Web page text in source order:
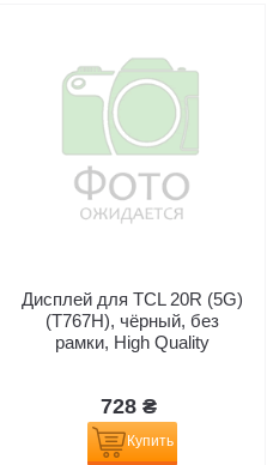
Дисплей для TCL 20R (5G)
(T767H), чёрный, без
рамки, High Quality
728 ₴
Купить